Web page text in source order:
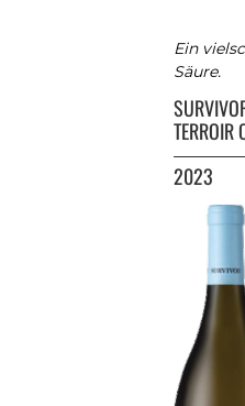
Ein
Säure.
TERROIR
2023